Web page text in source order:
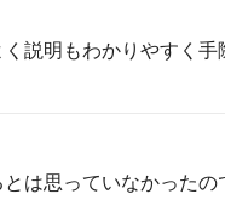
は思っていなかったの